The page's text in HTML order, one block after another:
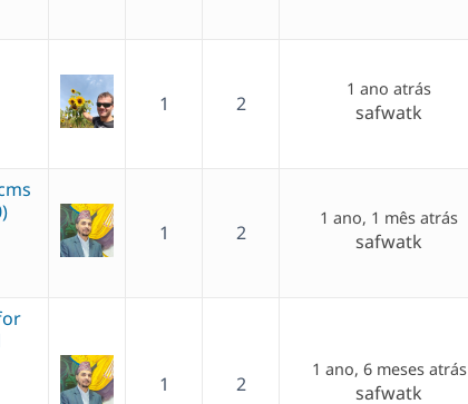
1 2
1 ano atrás
safwatk
1 2
1 ano, 1 mês atrás
safwatk
1 2
1 ano, 6 meses atrás
safwatk